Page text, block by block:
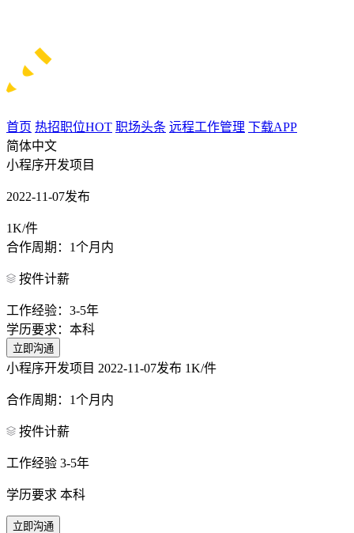
首页 热招职位HOT 职场头条 远程工作管理 下载APP
简体中文
小程序开发项目
2022-11-07发布
1K/件
合作周期：1个月内
按件计薪
工作经验：3-5年
学历要求：本科
立即沟通
小程序开发项目 2022-11-07发布 1K/件
合作周期：1个月内
按件计薪
工作经验 3-5年
学历要求 本科
立即沟通